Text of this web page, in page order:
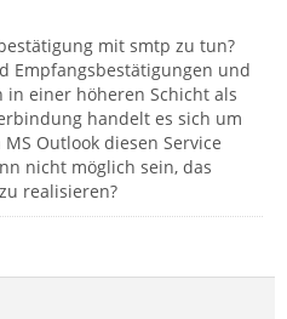
mit smtp zu tun?
Empfangsbestätigungen und
einer höheren Schicht als
handelt es sich um
Outlook diesen Service
nicht möglich sein, das
realisieren?